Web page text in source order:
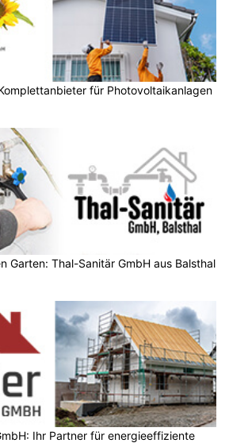
für Photovoltaikanlagen
Garten: Thal-Sanitär GmbH aus Balsthal
Ihr Partner für energieeffiziente